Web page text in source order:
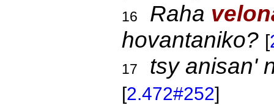
16 Raha
hovantaniko? [
17 tsy anisan'
[2.472#252]